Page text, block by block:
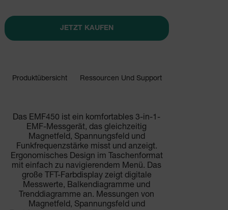
JETZT KAUFEN
Produktübersicht Ressourcen Und Support
Das EMF450 ist ein komfortables 3-in-1-
EMF-Messgerät, das gleichzeitig
Magnetfeld, Spannungsfeld und
Funkfrequenzstärke misst und anzeigt.
Ergonomisches Design im Taschenformat
mit einfach zu navigierendem Menü. Das
große TFT-Farbdisplay zeigt digitale
Messwerte, Balkendiagramme und
Trenddiagramme an. Messungen von
Magnetfeld, Spannungsfeld und